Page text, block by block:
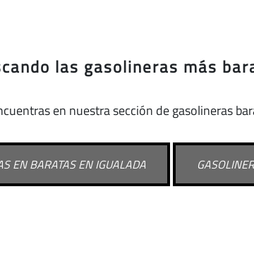
las gasolineras más
en nuestra sección de gasolineras
EN BARATAS EN IGUALADA